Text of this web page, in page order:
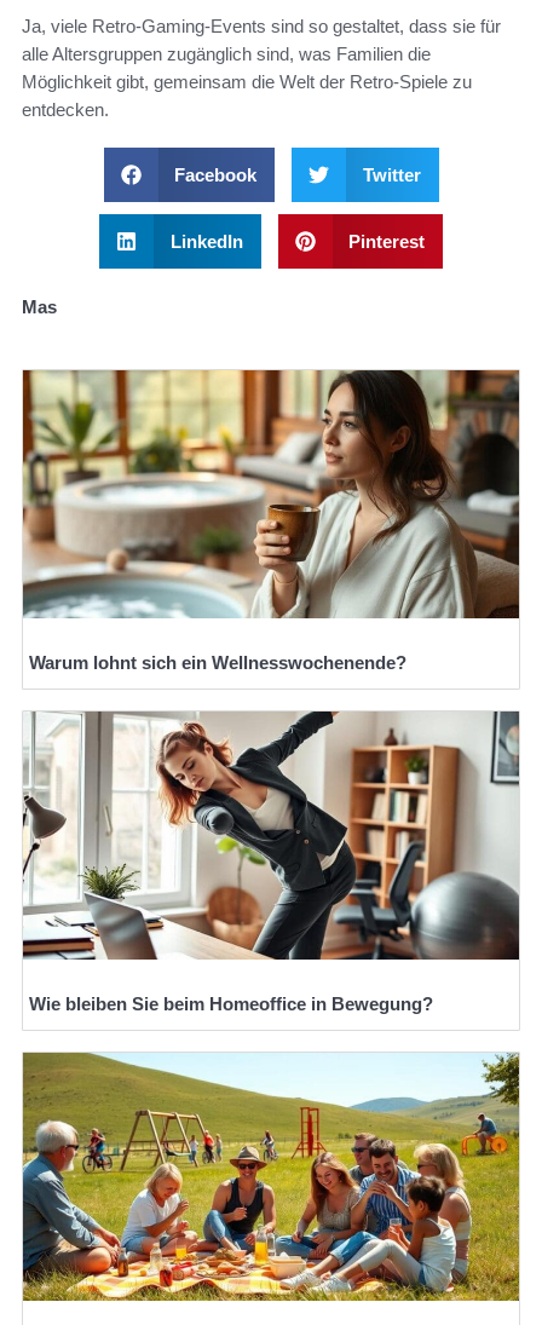
Ja, viele Retro-Gaming-Events sind so gestaltet, dass sie für
alle Altersgruppen zugänglich sind, was Familien die
Möglichkeit gibt, gemeinsam die Welt der Retro-Spiele zu
entdecken.
Facebook Twitter
LinkedIn Pinterest
Mas
Warum lohnt sich ein Wellnesswochenende?
Wie bleiben Sie beim Homeoffice in Bewegung?